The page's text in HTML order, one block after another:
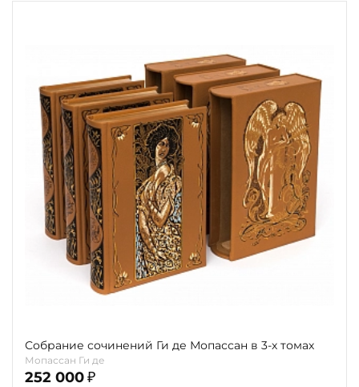
Кому
Повод
Религия
Переплёт
Собрание сочинений Ги де Мопассан в 3-х томах
Мопассан Ги де
252 000 ₽